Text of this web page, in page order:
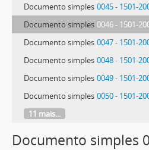
Documento simples 0045 - 1501-
Documento simples 0046 - 1501-
Documento simples 0047 - 1501-
Documento simples 0048 - 1501-
Documento simples 0049 - 1501-
Documento simples 0050 - 1501-
11 mais...
Documento simples